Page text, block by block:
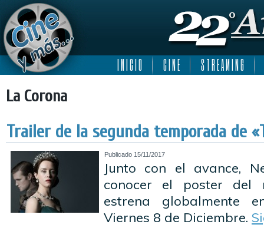
I N I C I O C I N E S T R E A M I N G
La Corona
Trailer de la segunda temporada de
Publicado 15/11/2017
Junto con el avance,
conocer el poster del
estrena globalmente
Viernes 8 de Diciembre.